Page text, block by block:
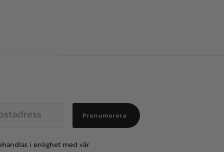
Prenumerera
i enlighet med vår